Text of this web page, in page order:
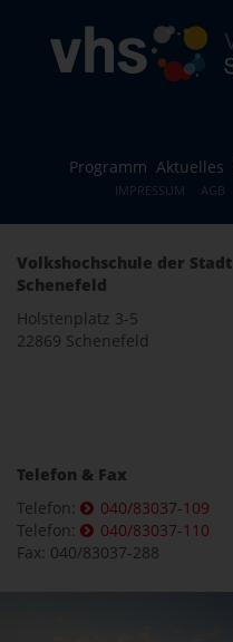
Programm Aktuelles
IMPRESSUM AGB
Volkshochschule der Stadt
Schenefeld
Holstenplatz 3-5
22869 Schenefeld
Telefon & Fax
Telefon:
040/83037-109
Telefon:
040/83037-110
Fax: 040/83037-288